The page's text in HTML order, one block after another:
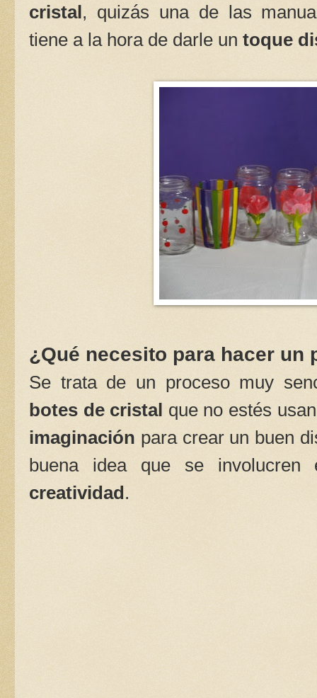
cristal, quizás una de las
tiene a la hora de darle un toque
¿Qué necesito para hacer un
Se trata de un proceso muy
botes de cristal que no estés
imaginación para crear un buen
buena idea que se
creatividad.